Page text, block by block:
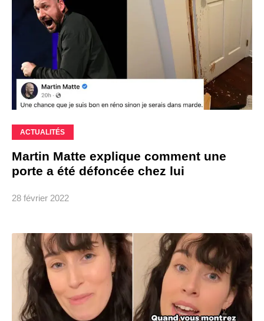
ACTUALITÉS
Martin Matte explique comment une
porte a été défoncée chez lui
28 février 2022